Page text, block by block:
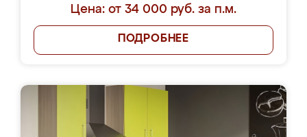
Цена: от 34 000 руб. за п.м.
ПОДРОБНЕЕ